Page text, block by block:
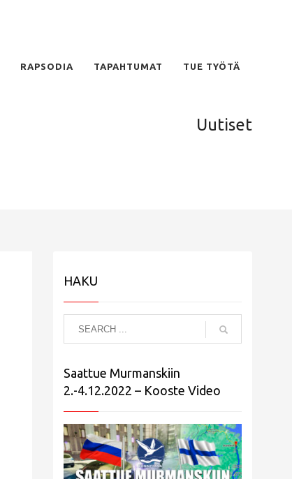
RAPSODIA TAPAHTUMAT TUE TYÖTÄ
Uutiset
HAKU
Saattue Murmanskiin
2.-4.12.2022 – Kooste Video